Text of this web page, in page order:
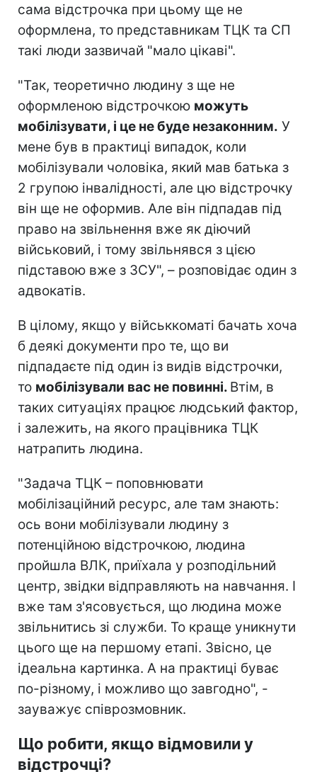
сама відстрочка при цьому ще не
оформлена, то представникам ТЦК та СП
такі люди зазвичай "мало цікаві".
"Так, теоретично людину з ще не
оформленою відстрочкою можуть
мобілізувати, і це не буде незаконним. У
мене був в практиці випадок, коли
мобілізували чоловіка, який мав батька з
2 групою інвалідності, але цю відстрочку
він ще не оформив. Але він підпадав під
право на звільнення вже як діючий
військовий, і тому звільнявся з цією
підставою вже з ЗСУ", – розповідає один з
адвокатів.
В цілому, якщо у військкоматі бачать хоча
б деякі документи про те, що ви
підпадаєте під один із видів відстрочки,
то мобілізували вас не повинні. Втім, в
таких ситуаціях працює людський фактор,
і залежить, на якого працівника ТЦК
натрапить людина.
"Задача ТЦК – поповнювати
мобілізаційний ресурс, але там знають:
ось вони мобілізували людину з
потенційною відстрочкою, людина
пройшла ВЛК, приїхала у розподільний
центр, звідки відправляють на навчання. І
вже там з'ясовується, що людина може
звільнитись зі служби. То краще уникнути
цього ще на першому етапі. Звісно, це
ідеальна картинка. А на практиці буває
по-різному, і можливо що завгодно", -
зауважує співрозмовник.
Що робити, якщо відмовили у
відстрочці?